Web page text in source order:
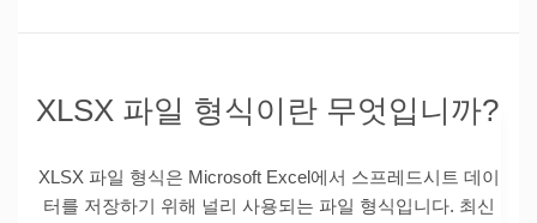
XLSX 파일 형식이란 무엇입니까?
XLSX 파일 형식은 Microsoft Excel에서 스프레드시트 데이
터를 저장하기 위해 널리 사용되는 파일 형식입니다. 최신